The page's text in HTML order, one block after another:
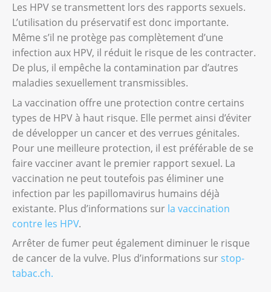
Les HPV se transmettent lors des rapports sexuels.
L’utilisation du préservatif est donc importante.
Même s’il ne protège pas complètement d’une
infection aux HPV, il réduit le risque de les contracter.
De plus, il empêche la contamination par d’autres
maladies sexuellement transmissibles.
La vaccination offre une protection contre certains
types de HPV à haut risque. Elle permet ainsi d’éviter
de développer un cancer et des verrues génitales.
Pour une meilleure protection, il est préférable de se
faire vacciner avant le premier rapport sexuel. La
vaccination ne peut toutefois pas éliminer une
infection par les papillomavirus humains déjà
existante. Plus d’informations sur la vaccination
contre les HPV.
Arrêter de fumer peut également diminuer le risque
de cancer de la vulve. Plus d’informations sur stop-
tabac.ch.